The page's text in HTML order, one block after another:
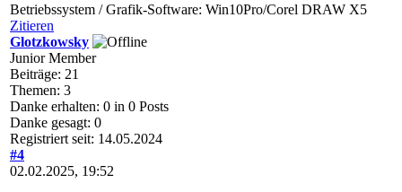
Betriebssystem / Grafik-Software: Win10Pro/Corel DRAW X5
Zitieren
Glotzkowsky
Junior Member
Beiträge: 21
Themen: 3
Danke erhalten: 0 in 0 Posts
Danke gesagt: 0
Registriert seit: 14.05.2024
#4
02.02.2025, 19:52